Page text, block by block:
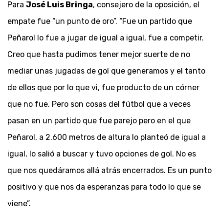
Para José Luis Bringa, consejero de la oposición, el
empate fue “un punto de oro”. “Fue un partido que
Peñarol lo fue a jugar de igual a igual, fue a competir.
Creo que hasta pudimos tener mejor suerte de no
mediar unas jugadas de gol que generamos y el tanto
de ellos que por lo que vi, fue producto de un córner
que no fue. Pero son cosas del fútbol que a veces
pasan en un partido que fue parejo pero en el que
Peñarol, a 2.600 metros de altura lo planteó de igual a
igual, lo salió a buscar y tuvo opciones de gol. No es
que nos quedáramos allá atrás encerrados. Es un punto
positivo y que nos da esperanzas para todo lo que se
viene”.